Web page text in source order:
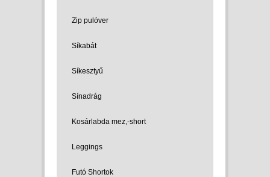
Zip pulóver
Síkabát
Síkesztyű
Sínadrág
Kosárlabda mez,-short
Leggings
Futó Shortok